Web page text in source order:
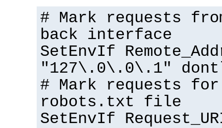
# Mark requests
back interface
SetEnvIf
"127\.0\.0\.1"
# Mark requests
robots.txt file
SetEnvIf